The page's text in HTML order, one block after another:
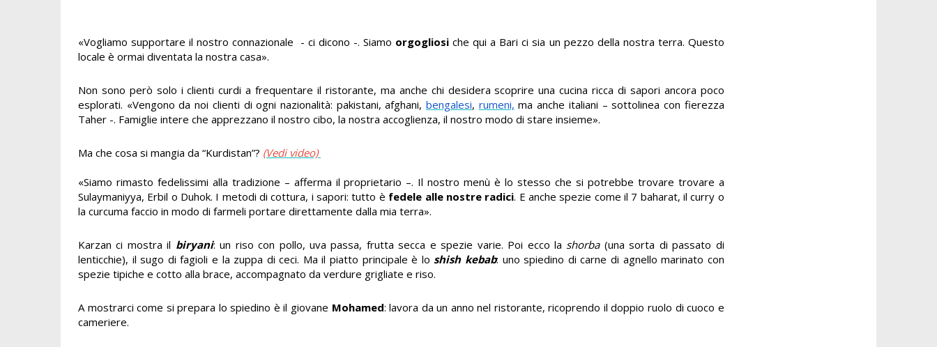
«Vogliamo supportare il nostro connazionale - ci dicono -. Siamo orgogliosi che qui a Bari ci sia un pezzo della nostra terra. Questo
locale è ormai diventata la nostra casa».
Non sono però solo i clienti curdi a frequentare il ristorante, ma anche chi desidera scoprire una cucina ricca di sapori ancora poco
esplorati. «Vengono da noi clienti di ogni nazionalità: pakistani, afghani,bengalesi, rumeni, ma anche italiani – sottolinea con fierezza
Taher -. Famiglie intere che apprezzano il nostro cibo, la nostra accoglienza, il nostro modo di stare insieme».
Ma che cosa si mangia da “Kurdistan”? (Vedi video)
«Siamo rimasto fedelissimi alla tradizione – afferma il proprietario –. Il nostro menù è lo stesso che si potrebbe trovare trovare a
Sulaymaniyya, Erbil o Duhok. I metodi di cottura, i sapori: tutto è fedele alle nostre radici. E anche spezie come il 7 baharat, il curry o
la curcuma faccio in modo di farmeli portare direttamente dalla mia terra».
Karzan ci mostra il biryani: un riso con pollo, uva passa, frutta secca e spezie varie. Poi ecco la shorba(una sorta di passato di
lenticchie), il sugo di fagioli e la zuppa di ceci. Ma il piatto principale è lo shish kebab: uno spiedino di carne di agnello marinato con
spezie tipiche e cotto alla brace, accompagnato da verdure grigliate e riso.
A mostrarci come si prepara lo spiedino è il giovane Mohamed: lavora da un anno nel ristorante, ricoprendo il doppio ruolo di cuoco e
cameriere.